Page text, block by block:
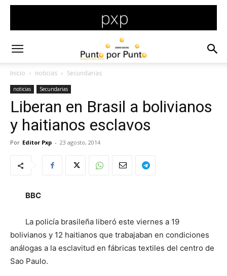
Inicio noticias Secundarias
noticias Secundarias
Liberan en Brasil a bolivianos
y haitianos esclavos
Por Editor Pxp - 23 agosto, 2014
BBC
La policía brasileña liberó este viernes a 19
bolivianos y 12 haitianos que trabajaban en condiciones
análogas a la esclavitud en fábricas textiles del centro de
Sao Paulo.